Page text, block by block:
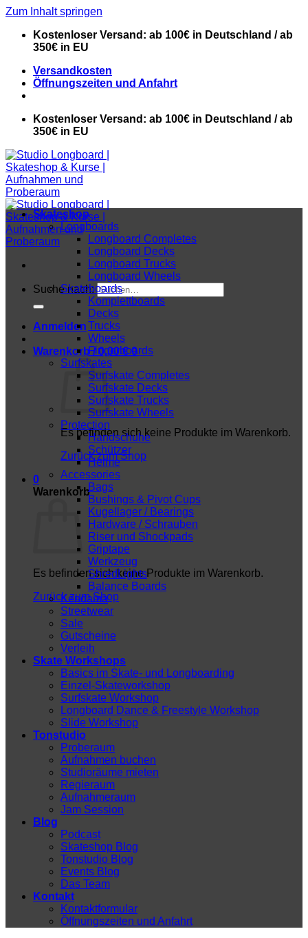
Zum Inhalt springen
Kostenloser Versand: ab 100€ in Deutschland / ab
350€ in EU
Versandkosten
Öffnungszeiten und Anfahrt
Kostenloser Versand: ab 100€ in Deutschland / ab
350€ in EU
Suche nach:
Anmelden
Warenkorb /0,00€ 0
Es befinden sich keine Produkte im Warenkorb.
Zurück zum Shop
0
Warenkorb
Es befinden sich keine Produkte im Warenkorb.
Zurück zum Shop
Skateshop
Longboards
Longboard Completes
Longboard Decks
Longboard Trucks
Longboard Wheels
Skateboards
Komplettboards
Decks
Trucks
Wheels
Fingerboards
Surfskates
Surfskate Completes
Surfskate Decks
Surfskate Trucks
Surfskate Wheels
Protection
Handschuhe
Schützer
Helme
Accessories
Bags
Bushings & Pivot Cups
Kugellager / Bearings
Hardware / Schrauben
Riser und Shockpads
Griptape
Werkzeug
ShredLights
Balance Boards
Kendama
Streetwear
Sale
Gutscheine
Verleih
Skate Workshops
Basics im Skate- und Longboarding
Einzel-Skateworkshop
Surfskate Workshop
Longboard Dance & Freestyle Workshop
Slide Workshop
Tonstudio
Proberaum
Aufnahmen buchen
Studioräume mieten
Regieraum
Aufnahmeraum
Jam Session
Blog
Podcast
Skateshop Blog
Tonstudio Blog
Events Blog
Das Team
Kontakt
Kontaktformular
Öffnungszeiten und Anfahrt